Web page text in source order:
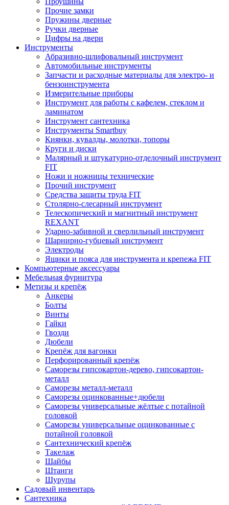
Прочие замки
Пружины дверные
Ручки дверные
Цифры на двери
Инструменты
Абразивно-шлифовальный инструмент
Автомобильные инструменты
Запчасти и расходные материалы для электро- и
бензоинструмента
Измерительные приборы
Инструмент для работы с кафелем, стеклом и
ламинатом
Инструмент сантехника
Инструменты Smartbuy
Киянки, кувалды, молотки, топоры
Круги и диски
Малярный и штукатурно-отделочный инструмент
FIT
Ножи и ножницы технические
Прочий инструмент
Средства защиты труда FIT
Столярно-слесарный инструмент
Телескопический и магнитный инструмент
REXANT
Ударно-забивной и сверлильный инструмент
Шарнирно-губцевый инструмент
Электроды
Ящики и пояса для инструмента и крепежа FIT
Компьютерные аксессуары
Мебельная фурнитура
Метизы и крепёж
Анкеры
Болты
Винты
Гайки
Гвозди
Дюбели
Крепёж для вагонки
Перфорированный крепёж
Саморезы гипсокартон-дерево, гипсокартон-
металл
Саморезы металл-металл
Саморезы оцинкованные+дюбели
Саморезы универсальные жёлтые с потайной
головкой
Саморезы универсальные оцинкованные с
потайной головкой
Сантехнический крепёж
Такелаж
Шайбы
Штанги
Шурупы
Садовый инвентарь
Сантехника